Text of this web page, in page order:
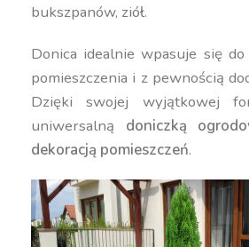
bukszpanów, ziół.
Donica idealnie wpasuje się
pomieszczenia i z pewnością
Dzięki swojej wyjątkowej
uniwersalną doniczką
dekoracją pomieszczeń.